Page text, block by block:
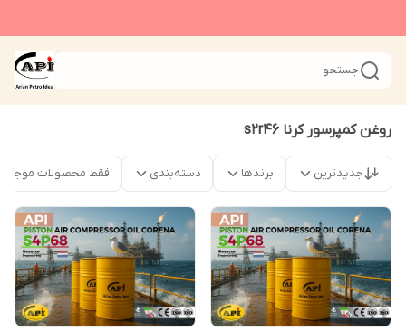
جستجو
روغن کمپرسور کرنا s2r46
جدیدترین برندها دسته‌بندی فقط محصولات موجود